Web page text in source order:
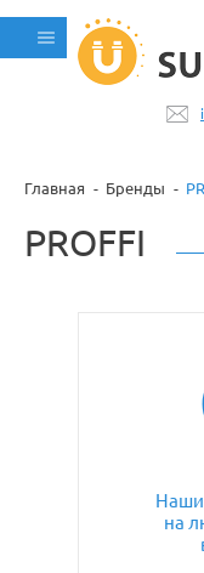
Главная Бренды
PROFFI
Наши
на